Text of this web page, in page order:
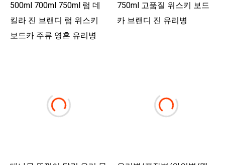
500ml 700ml 750ml 럼 데
킬라 진 브랜디 럼 위스키
보드카 주류 영혼 유리병
750ml 고품질 위스키 보드
카 브랜디 진 유리병